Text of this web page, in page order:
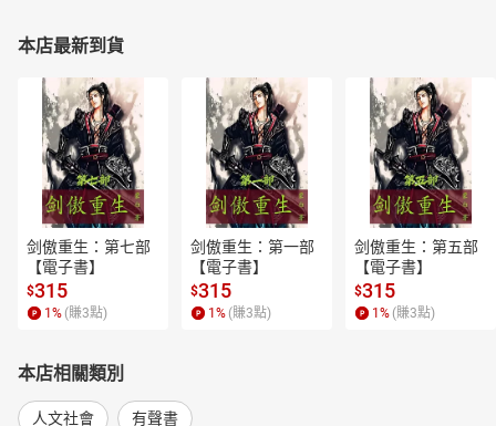
本店最新到貨
剑傲重生：第七部
【電子書】
$315
1 % (賺3點)
剑傲重生：第一部
【電子書】
$315
1 % (賺3點)
剑傲重生：第五部
【電子書】
$315
1 % (賺3點)
本店相關類別
人文社會 有聲書